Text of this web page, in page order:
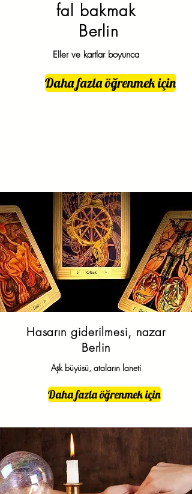
fal bakmak
Berlin
Eller ve kartlar boyunca
Daha fazla öğrenmek için
Hasarın giderilmesi, nazar
Berlin
Aşk büyüsü, ataların laneti
Daha fazla öğrenmek için